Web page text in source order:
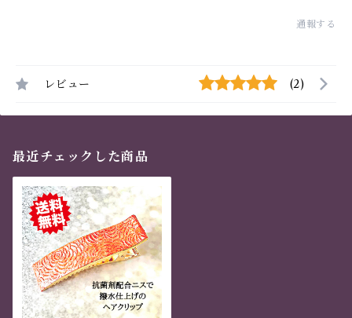
通報する
レビュー (2)
最近チェックした商品